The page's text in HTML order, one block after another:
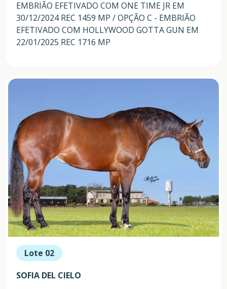
EMBRIÃO EFETIVADO COM ONE TIME JR EM
30/12/2024 REC 1459 MP / OPÇÃO C - EMBRIÃO
EFETIVADO COM HOLLYWOOD GOTTA GUN EM
22/01/2025 REC 1716 MP
Lote 02
SOFIA DEL CIELO